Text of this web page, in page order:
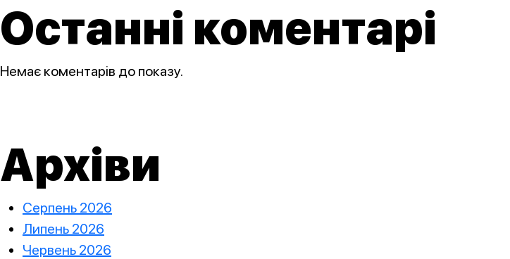
Останні коментарі
Немає коментарів до показу.
Архіви
Серпень 2026
Липень 2026
Червень 2026